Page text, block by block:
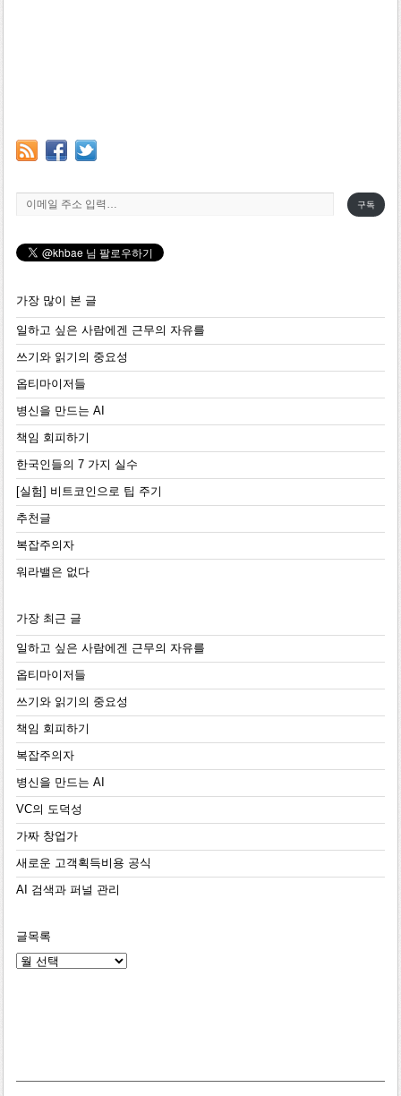
이메일 주소 입력…
구독
가장 많이 본 글
일하고 싶은 사람에겐 근무의 자유를
쓰기와 읽기의 중요성
옵티마이저들
병신을 만드는 AI
책임 회피하기
한국인들의 7 가지 실수
[실험] 비트코인으로 팁 주기
추천글
복잡주의자
워라밸은 없다
가장 최근 글
일하고 싶은 사람에겐 근무의 자유를
옵티마이저들
쓰기와 읽기의 중요성
책임 회피하기
복잡주의자
병신을 만드는 AI
VC의 도덕성
가짜 창업가
새로운 고객획득비용 공식
AI 검색과 퍼널 관리
글목록
글